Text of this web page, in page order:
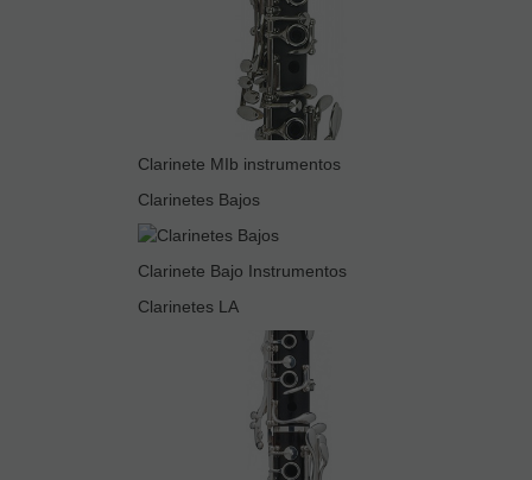
Clarinete MIb instrumentos
Clarinetes Bajos
Clarinete Bajo Instrumentos
Clarinetes LA